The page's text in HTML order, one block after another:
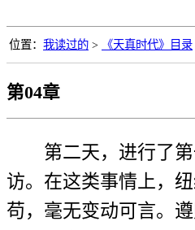
位置： 我读过的 > 《天真时代》目录
第04章
第二天，进行了第
访。在这类事情上，
苟，毫无变动可言。